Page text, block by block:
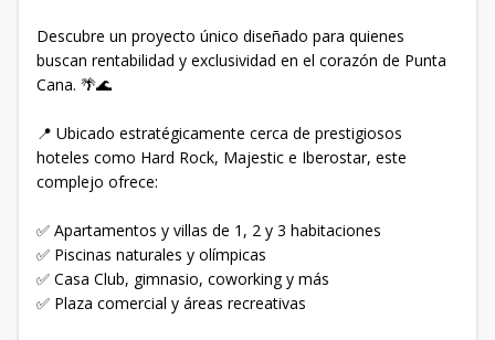
Descubre un proyecto único diseñado para quienes
buscan rentabilidad y exclusividad en el corazón de Punta
Cana. 🌴🌊
📍 Ubicado estratégicamente cerca de prestigiosos
hoteles como Hard Rock, Majestic e Iberostar, este
complejo ofrece:
✅ Apartamentos y villas de 1, 2 y 3 habitaciones
✅ Piscinas naturales y olímpicas
✅ Casa Club, gimnasio, coworking y más
✅ Plaza comercial y áreas recreativas